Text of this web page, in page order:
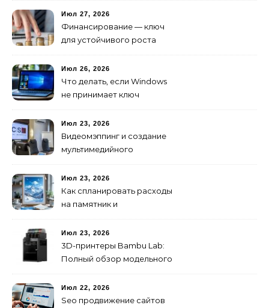
Июл 27, 2026
Финансирование — ключ
для устойчивого роста
Июл 26, 2026
Что делать, если Windows
не принимает ключ
Июл 23, 2026
Видеомэппинг и создание
мультимедийного
будущего для пространств
Июл 23, 2026
Как спланировать расходы
на памятник и
без лишних переплат
Июл 23, 2026
3D-принтеры Bambu Lab:
Полный обзор модельного
года
Июл 22, 2026
Seo продвижение сайтов